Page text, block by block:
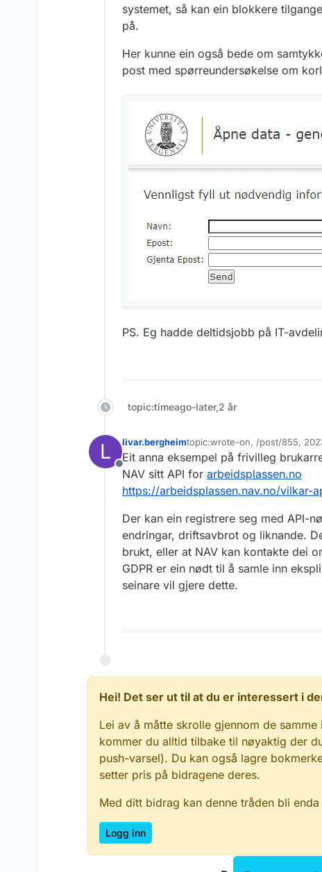
systemet, så kan ein blokkere
på.
Her kunne ein også bede om
post med spørreundersøkelse om
PS. Eg hadde deltidsjobb på IT-
topic:timeago-later,2 år
L
Frakoblet
livar.bergheimtopic:wrote-on, /post/855,
Sist endret av
Eit anna eksempel på frivilleg
NAV sitt API for arbeidsplassen.no
https://arbeidsplassen.nav.no/vilkar-
Der kan ein registrere seg med API-
endringar, driftsavbrot og liknande.
brukt, eller at NAV kan kontakte dei
GDPR er ein nødt til å samle inn
seinare vil gjere dette.
Hei! Det ser ut til at du er interessert i
Lei av å måtte skrolle gjennom de
kommer du alltid tilbake til nøyaktig der
push-varsel). Du kan også lagre
setter pris på bidragene deres.
Med ditt bidrag kan denne tråden bli
Logg inn